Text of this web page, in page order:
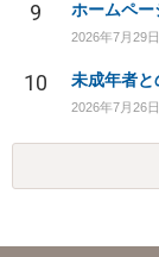
9
2026年7月29日
10 未成年者と
2026年7月26日